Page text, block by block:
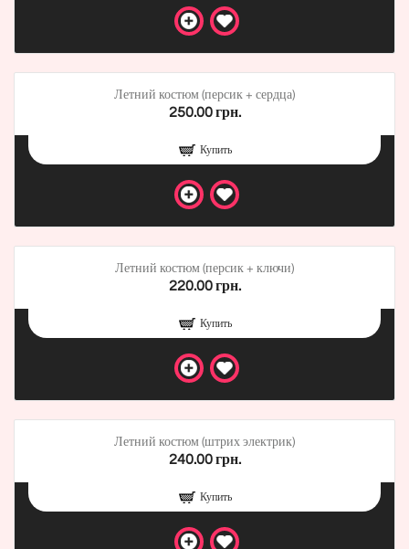
Летний костюм (персик + сердца)
250.00 грн.
Купить
Летний костюм (персик + ключи)
220.00 грн.
Купить
Летний костюм (штрих электрик)
240.00 грн.
Купить